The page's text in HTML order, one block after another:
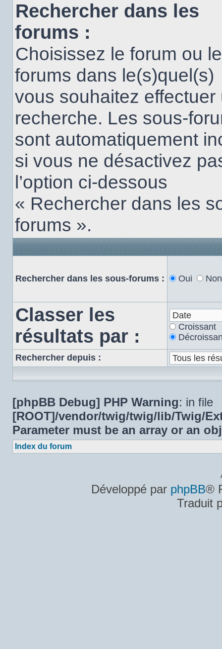
Rechercher dans les
forums :
Choisissez le forum ou
forums dans le(s)quel(s)
vous souhaitez effectuer
recherche. Les sous-
sont automatiquement
si vous ne désactivez
l’option ci-dessous
« Rechercher dans les
forums ».
Rechercher dans les sous-forums : Oui Non
Classer les
résultats par :
Croissant
Rechercher depuis :
[phpBB Debug] PHP Warning: in file
[ROOT]/vendor/twig/twig/lib/Twig/
Parameter must be an array or an
Index du forum
Développé par phpBB®
Traduit